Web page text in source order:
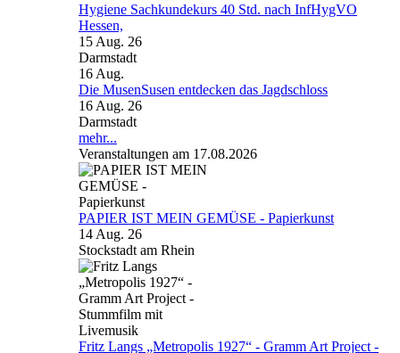
Hygiene Sachkundekurs 40 Std. nach InfHygVO
Hessen,
15 Aug. 26
Darmstadt
16 Aug.
Die MusenSusen entdecken das Jagdschloss
16 Aug. 26
Darmstadt
mehr...
Veranstaltungen am 17.08.2026
PAPIER IST MEIN GEMÜSE - Papierkunst
14 Aug. 26
Stockstadt am Rhein
Fritz Langs „Metropolis 1927“ - Gramm Art Project -